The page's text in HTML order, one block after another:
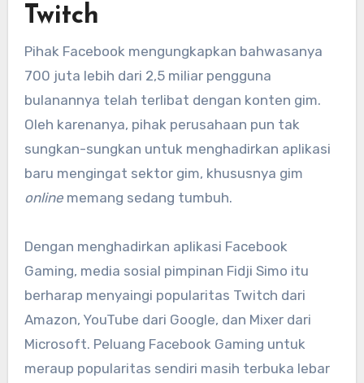
Twitch
Pihak Facebook mengungkapkan bahwasanya
700 juta lebih dari 2,5 miliar pengguna
bulanannya telah terlibat dengan konten gim.
Oleh karenanya, pihak perusahaan pun tak
sungkan-sungkan untuk menghadirkan aplikasi
baru mengingat sektor gim, khususnya gim
onlinememang sedang tumbuh.
Dengan menghadirkan aplikasi Facebook
Gaming, media sosial pimpinan Fidji Simo itu
berharap menyaingi popularitas Twitch dari
Amazon, YouTube dari Google, dan Mixer dari
Microsoft. Peluang Facebook Gaming untuk
meraup popularitas sendiri masih terbuka lebar